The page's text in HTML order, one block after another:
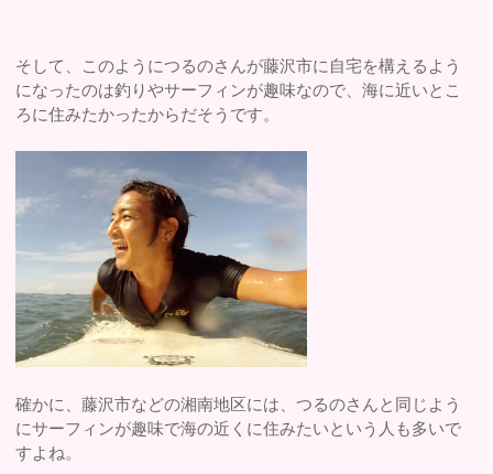
そして、このようにつるのさんが藤沢市に自宅を構えるよう
になったのは釣りやサーフィンが趣味なので、海に近いとこ
ろに住みたかったからだそうです。
確かに、藤沢市などの湘南地区には、つるのさんと同じよう
にサーフィンが趣味で海の近くに住みたいという人も多いで
すよね。